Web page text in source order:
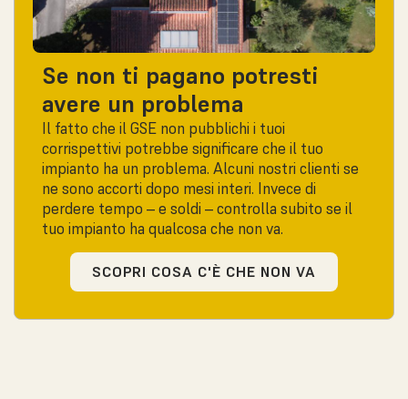
Se non ti pagano potresti
avere un problema
Il fatto che il GSE non pubblichi i tuoi
corrispettivi potrebbe significare che il tuo
impianto ha un problema. Alcuni nostri clienti se
ne sono accorti dopo mesi interi. Invece di
perdere tempo – e soldi – controlla subito se il
tuo impianto ha qualcosa che non va.
SCOPRI COSA C'È CHE NON VA